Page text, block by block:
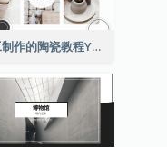
手工制作的陶瓷教程YouTube频道图片